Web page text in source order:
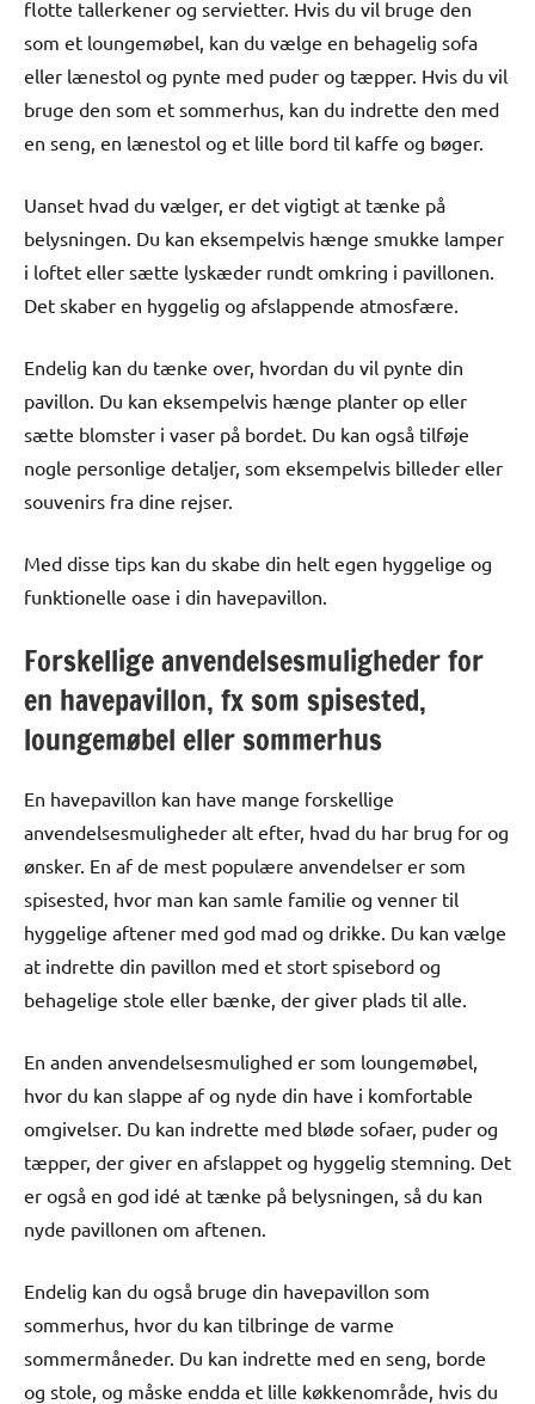
flotte tallerkener og servietter. Hvis du vil bruge den
som et loungemøbel, kan du vælge en behagelig sofa
eller lænestol og pynte med puder og tæpper. Hvis du vil
bruge den som et sommerhus, kan du indrette den med
en seng, en lænestol og et lille bord til kaffe og bøger.
Uanset hvad du vælger, er det vigtigt at tænke på
belysningen. Du kan eksempelvis hænge smukke lamper
i loftet eller sætte lyskæder rundt omkring i pavillonen.
Det skaber en hyggelig og afslappende atmosfære.
Endelig kan du tænke over, hvordan du vil pynte din
pavillon. Du kan eksempelvis hænge planter op eller
sætte blomster i vaser på bordet. Du kan også tilføje
nogle personlige detaljer, som eksempelvis billeder eller
souvenirs fra dine rejser.
Med disse tips kan du skabe din helt egen hyggelige og
funktionelle oase i din havepavillon.
Forskellige anvendelsesmuligheder for
en havepavillon, fx som spisested,
loungemøbel eller sommerhus
En havepavillon kan have mange forskellige
anvendelsesmuligheder alt efter, hvad du har brug for og
ønsker. En af de mest populære anvendelser er som
spisested, hvor man kan samle familie og venner til
hyggelige aftener med god mad og drikke. Du kan vælge
at indrette din pavillon med et stort spisebord og
behagelige stole eller bænke, der giver plads til alle.
En anden anvendelsesmulighed er som loungemøbel,
hvor du kan slappe af og nyde din have i komfortable
omgivelser. Du kan indrette med bløde sofaer, puder og
tæpper, der giver en afslappet og hyggelig stemning. Det
er også en god idé at tænke på belysningen, så du kan
nyde pavillonen om aftenen.
Endelig kan du også bruge din havepavillon som
sommerhus, hvor du kan tilbringe de varme
sommermåneder. Du kan indrette med en seng, borde
og stole, og måske endda et lille køkkenområde, hvis du